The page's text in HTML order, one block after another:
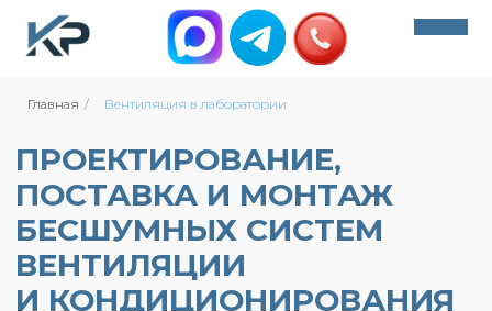
+7 (495) 212-07-78
Обратный звонок
Главная / Вентиляция в лаборатории
ПРОЕКТИРОВАНИЕ,
БЕСШУМНЫХ СИСТЕМ
ВЕНТИЛЯЦИИ
И КОНДИЦИОНИРОВАНИЯ
ДЛЯ ЛАБОРАТОРИЙ
КЛИМАТИЧЕСКИЕ СИСТЕМЫ ДЛЯ
ЛАБОРАТОРИИ ЗА 5 ДНЕЙ
info@climate-msk.com
Обратный звонок
400+ оценок